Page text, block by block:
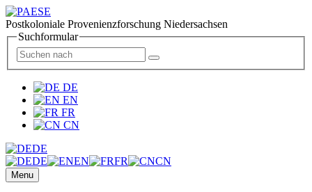
Postkoloniale Provenienzforschung Niedersachsen
Suchformular
DE
EN
FR
CN
DE
DE
EN FR CN
Menu